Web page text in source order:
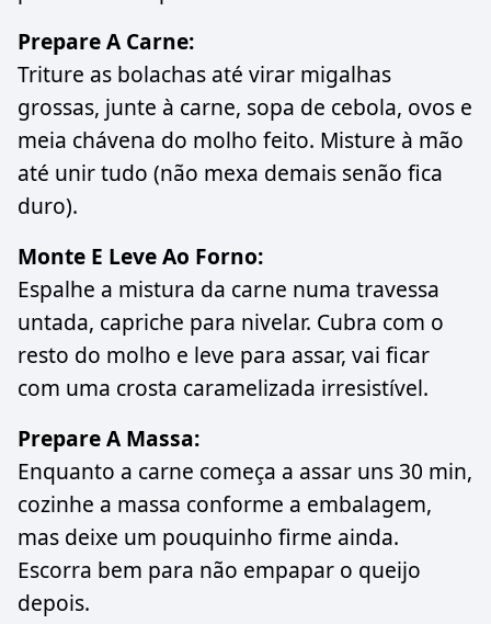
Prepare A Carne:
Triture as bolachas até virar migalhas
grossas, junte à carne, sopa de cebola, ovos e
meia chávena do molho feito. Misture à mão
até unir tudo (não mexa demais senão fica
duro).
Monte E Leve Ao Forno:
Espalhe a mistura da carne numa travessa
untada, capriche para nivelar. Cubra com o
resto do molho e leve para assar, vai ficar
com uma crosta caramelizada irresistível.
Prepare A Massa:
Enquanto a carne começa a assar uns 30 min,
cozinhe a massa conforme a embalagem,
mas deixe um pouquinho firme ainda.
Escorra bem para não empapar o queijo
depois.